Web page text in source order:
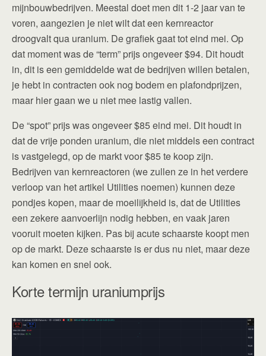
mijnbouwbedrijven. Meestal doet men dit 1-2 jaar van te
voren, aangezien je niet wilt dat een kernreactor
droogvalt qua uranium. De grafiek gaat tot eind mei. Op
dat moment was de “term” prijs ongeveer $94. Dit houdt
in, dit is een gemiddelde wat de bedrijven willen betalen,
je hebt in contracten ook nog bodem en plafondprijzen,
maar hier gaan we u niet mee lastig vallen.
De “spot” prijs was ongeveer $85 eind mei. Dit houdt in
dat de vrije ponden uranium, die niet middels een contract
is vastgelegd, op de markt voor $85 te koop zijn.
Bedrijven van kernreactoren (we zullen ze in het verdere
verloop van het artikel Utilities noemen) kunnen deze
pondjes kopen, maar de moeilijkheid is, dat de Utilities
een zekere aanvoerlijn nodig hebben, en vaak jaren
vooruit moeten kijken. Pas bij acute schaarste koopt men
op de markt. Deze schaarste is er dus nu niet, maar deze
kan komen en snel ook.
Korte termijn uraniumprijs